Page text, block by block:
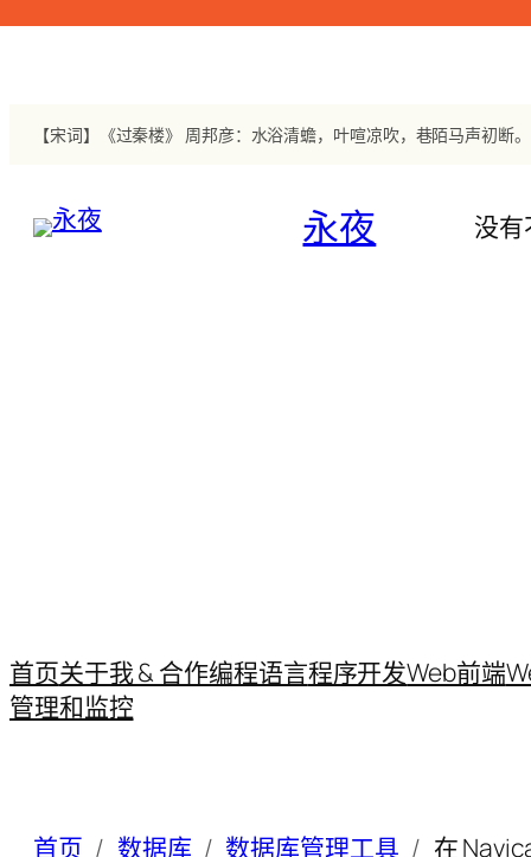
跳
永夜 没
首页关于我 & 合作编程语言程序开发Web前端
管理和监控
首页 数据库 数据库管理工具 在